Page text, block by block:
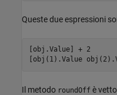
Queste due espressioni
[obj.Value] + 2
[obj(1).Value
Il metodo roundOff è